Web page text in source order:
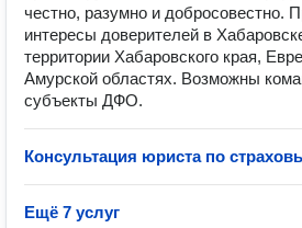
честно, разумно и добросовестно.
интересы доверителей в
территории Хабаровского края,
Амурской областях. Возможны
субъекты ДФО.
Консультация юриста по
Ещё 7 услуг